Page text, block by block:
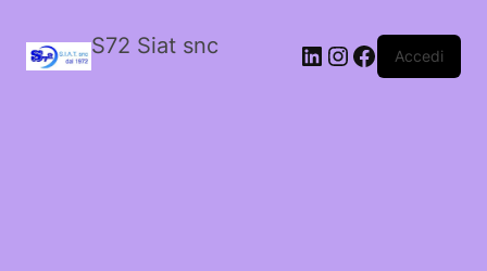
S72 Siat snc LinkedIn
Instagram
Facebook
Accedi